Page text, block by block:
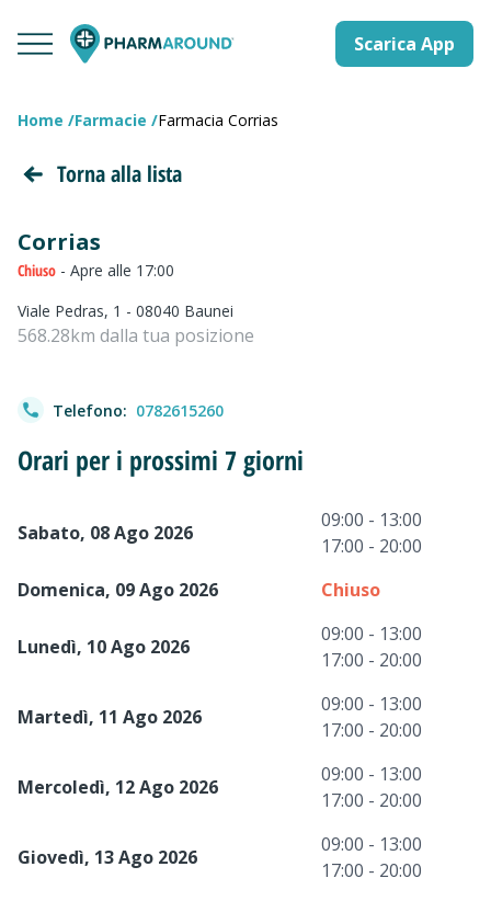
Scarica App
Home Farmacie Farmacia Corrias
Torna alla lista
Corrias
Chiuso - Apre alle 17:00
Viale Pedras, 1 - 08040 Baunei
568.28km dalla tua posizione
Telefono: 0782615260
Orari per i prossimi 7 giorni
Sabato, 08 Ago 2026
09:00 - 13:00
17:00 - 20:00
Domenica, 09 Ago 2026
Chiuso
Lunedì, 10 Ago 2026
09:00 - 13:00
17:00 - 20:00
Martedì, 11 Ago 2026
09:00 - 13:00
17:00 - 20:00
Mercoledì, 12 Ago 2026
09:00 - 13:00
17:00 - 20:00
Giovedì, 13 Ago 2026
09:00 - 13:00
17:00 - 20:00